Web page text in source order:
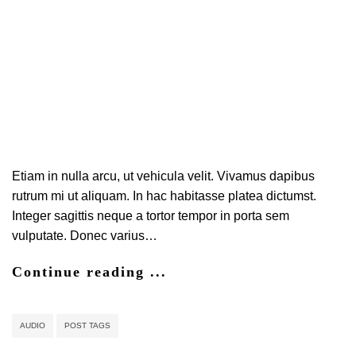
Etiam in nulla arcu, ut vehicula velit. Vivamus dapibus
rutrum mi ut aliquam. In hac habitasse platea dictumst.
Integer sagittis neque a tortor tempor in porta sem
vulputate. Donec varius…
Continue reading ...
AUDIO POST TAGS